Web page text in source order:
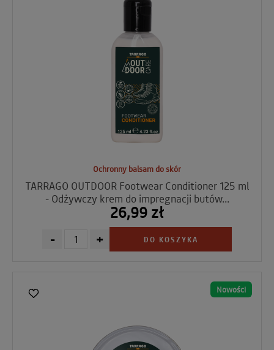
Ochronny balsam do skór
TARRAGO OUTDOOR Footwear Conditioner 125 ml
- Odżywczy krem do impregnacji butów...
26,99 zł
- + DO KOSZYKA
Nowości